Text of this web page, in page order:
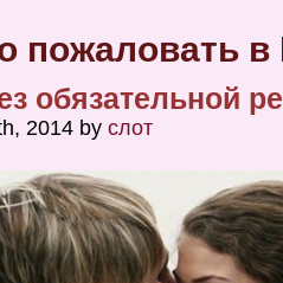
пожаловать в
обязательной
2014 by слот